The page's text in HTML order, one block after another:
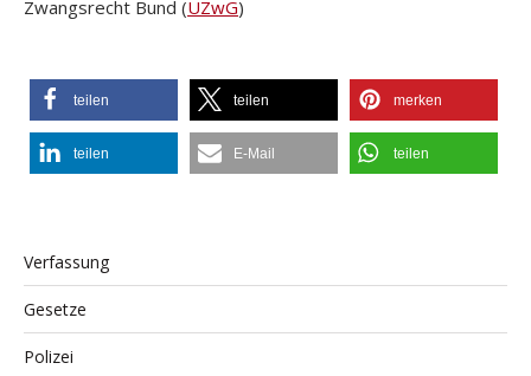
Zwangsrecht Bund (UZwG)
teilen teilen merken
teilen E-Mail teilen
Verfassung
Gesetze
Polizei